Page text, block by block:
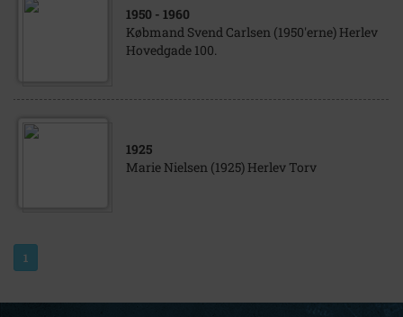
1950 - 1960
Købmand Svend Carlsen (1950'erne) Herlev
Hovedgade 100.
1925
Marie Nielsen (1925) Herlev Torv
1